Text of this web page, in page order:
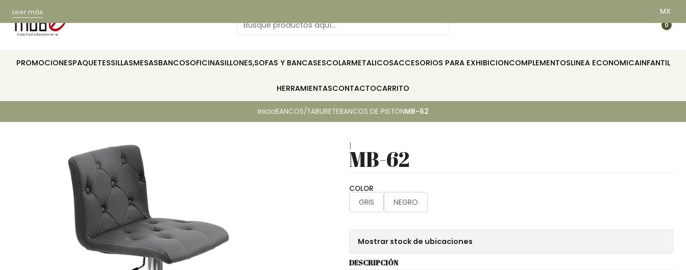
0
PROMOCIONESPAQUETESSILLASMESASBANCOSOFICINASILLONES,SOFAS Y BANCASESCOLARMETALICOSACCESORIOS PARA EXHIBICIONCOMPLEMENTOSLINEA ECONOMICAINFANTIL
HERRAMIENTASCONTACTOCARRITO
Leer más EQUIPAMOS RESTAURANTES, HOTELES, OFICINAS E
MX
InicioBANCOS/TABURETEBANCOS DE PISTONMB-62
|MB-62
COLOR
GRIS NEGRO
Mostrar stock de ubicaciones
DESCRIPCIÓN